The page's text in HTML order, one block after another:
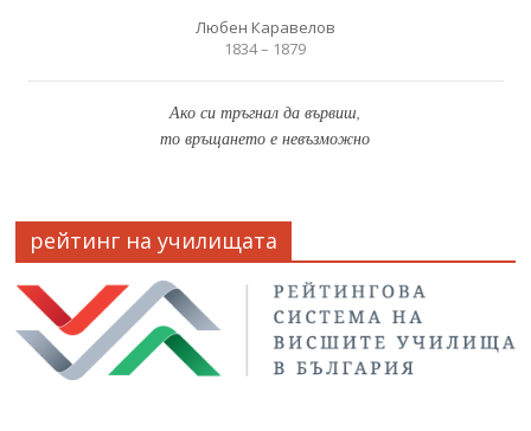
Любен Каравелов
1834 – 1879
Ако си тръгнал да вървиш,
то връщането е невъзможно
рейтинг на училищата